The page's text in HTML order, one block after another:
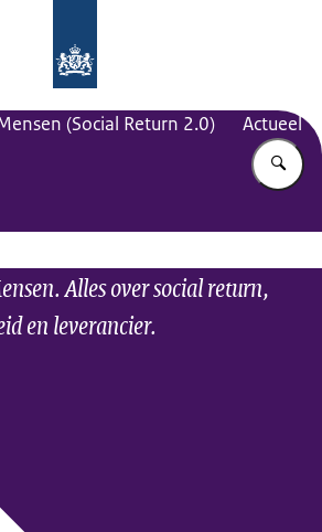
(Social Return 2.0) Actueel
Alles over social return,
en leverancier.